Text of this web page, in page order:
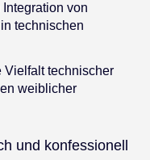
von
technischen
Vielfalt technischer
weiblicher
und konfessionell